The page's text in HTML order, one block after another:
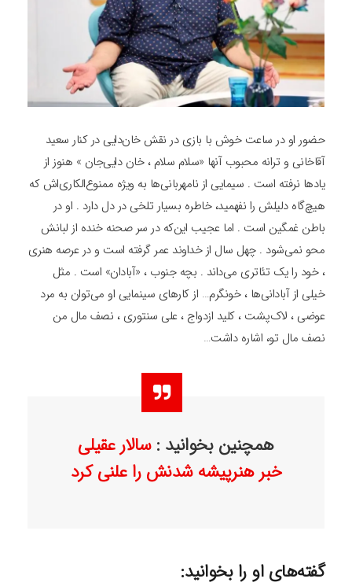
حضور او در ساعت خوش با بازی در نقش خان‌دایی در کنار سعید
آقاخانی و ترانه محبوب آنها «سلام سلام ، خان دایی‌جان » هنوز از
یادها نرفته است . سیمایی از نامهربانی‌ها به ویژه ممنوع‌الکاری‌اش که
هیچ‌گاه دلیلش را نفهمید، خاطره بسیار تلخی در دل دارد . او در
باطن غمگین است . اما عجیب این‌که در سر صحنه خنده از لبانش
محو نمی‌‌شود . چهل سال از خداوند عمر گرفته است و در عرصه هنری
، خود را یک تئاتری می‌‌داند . بچه جنوب ، «آبادان» است . مثل
خیلی از آبادانی‌ها ، خونگرم… از کارهای سینمایی او می‌‌توان به مرد
عوضی ، لاک‌پشت ، کلید ازدواج ، علی سنتوری ، نصف مال من
نصف مال تو، اشاره داشت…
همچنین بخوانید :سالار عقیلی
خبر هنرپیشه شدنش را علنی کرد
گفته‌های او را بخوانید: